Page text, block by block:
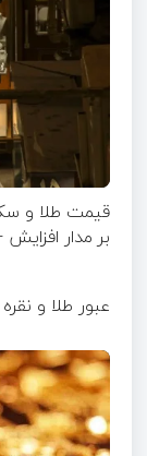
بر مدار
عبور طلا و